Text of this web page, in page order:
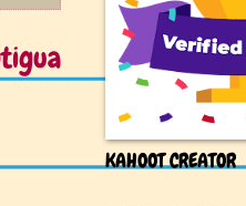
KAHOOT CREATOR